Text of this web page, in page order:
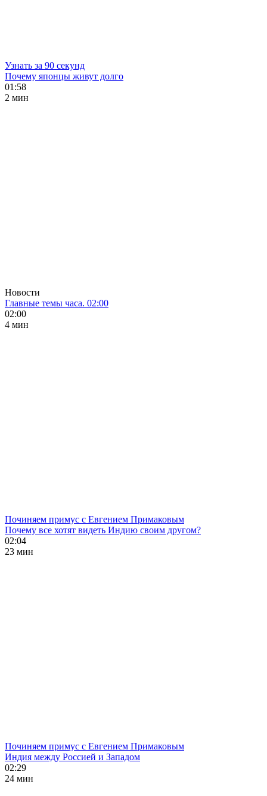
Узнать за 90 секунд
Почему японцы живут долго
01:58
2 мин
Новости
Главные темы часа. 02:00
02:00
4 мин
Починяем примус с Евгением Примаковым
Почему все хотят видеть Индию своим другом?
02:04
23 мин
Починяем примус с Евгением Примаковым
Индия между Россией и Западом
02:29
24 мин